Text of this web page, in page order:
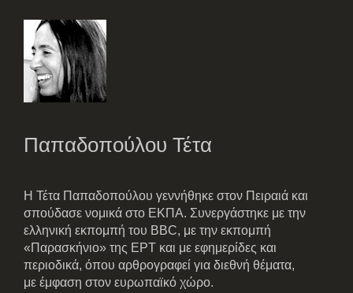
Παπαδοπούλου Τέτα
Η Τέτα Παπαδοπούλου γεννήθηκε στον Πειραιά και
σπούδασε νομικά στο ΕΚΠΑ. Συνεργάστηκε με την
ελληνική εκπομπή του BBC, με την εκπομπή
«Παρασκήνιο» της ΕΡΤ και με εφημερίδες και
περιοδικά, όπου αρθρογραφεί για διεθνή θέματα,
με έμφαση στον ευρωπαϊκό χώρο.